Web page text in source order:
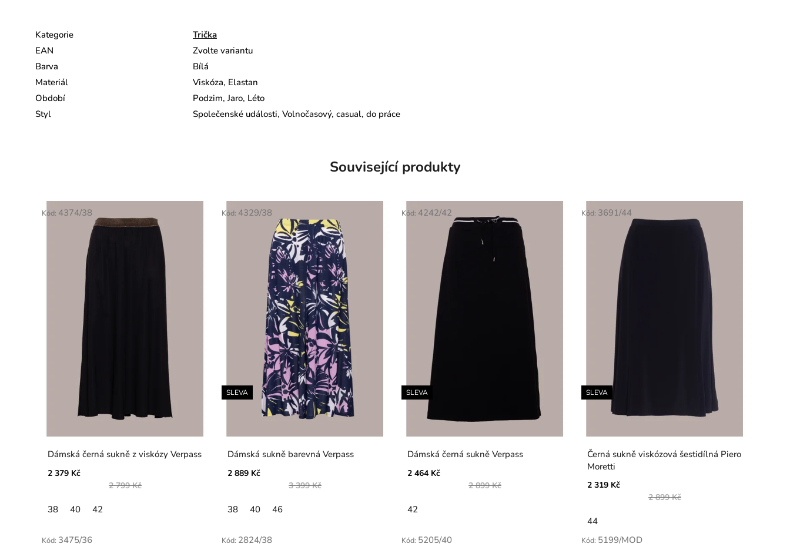
Kategorie
Trička
EAN
Zvolte variantu
Barva
Bílá
Materiál
Viskóza, Elastan
Období
Podzim, Jaro, Léto
Styl
Společenské události, Volnočasový, casual, do práce
Související produkty
Dámská černá sukně z viskózy Verpass
2 379 Kč
2 799 Kč
38 40 42
Kód: 4374/38
SLEVA
Dámská sukně barevná Verpass
2 889 Kč
3 399 Kč
38 40 46
Kód: 4329/38
SLEVA
Dámská černá sukně Verpass
2 464 Kč
2 899 Kč
42
Kód: 4242/42
SLEVA
Černá sukně viskózová šestidílná Piero
Moretti
2 319 Kč
2 899 Kč
44
Kód: 3691/44
Kód: 3475/36 Kód: 2824/38 Kód: 5205/40 Kód: 5199/MOD